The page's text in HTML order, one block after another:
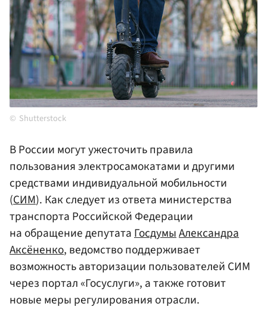
Shutterstock
В России могут ужесточить правила
пользования электросамокатами и другими
средствами индивидуальной мобильности
(СИМ). Как следует из ответа министерства
транспорта Российской Федерации
на обращение депутатаГосдумыАлександра
Аксёненко, ведомство поддерживает
возможность авторизации пользователей СИМ
через портал «Госуслуги», а также готовит
новые меры регулирования отрасли.